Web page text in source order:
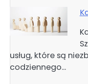
usług, które są
codziennego…